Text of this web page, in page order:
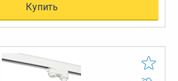
Купить